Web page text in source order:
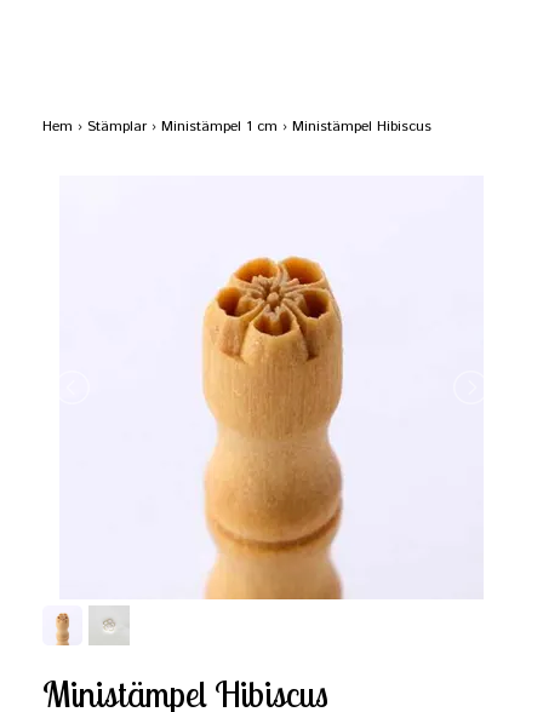
Hem › Stämplar › Ministämpel 1 cm › Ministämpel Hibiscus
Ministämpel Hibiscus